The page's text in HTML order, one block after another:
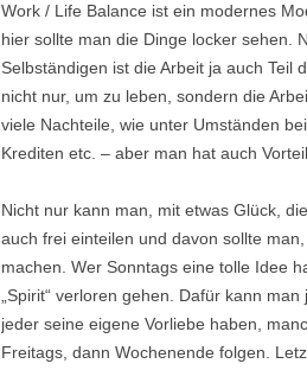
Work / Life Balance ist ein modernes
hier sollte man die Dinge locker sehen.
Selbständigen ist die Arbeit ja auch
nicht nur, um zu leben, sondern die
viele Nachteile, wie unter Umständen
Krediten etc. – aber man hat auch
Nicht nur kann man, mit etwas Glück,
auch frei einteilen und davon sollte
machen. Wer Sonntags eine tolle Idee
„Spirit“ verloren gehen. Dafür kann
jeder seine eigene Vorliebe haben,
Freitags, dann Wochenende folgen.